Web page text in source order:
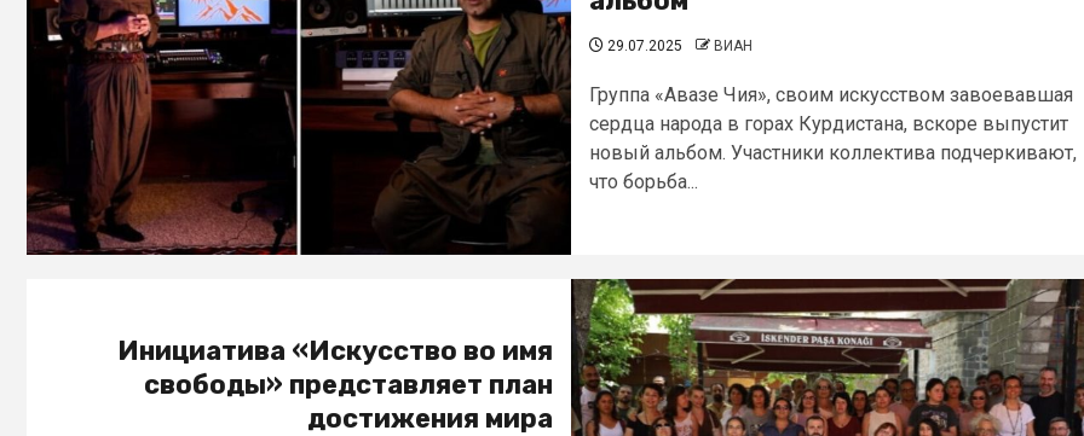
29.07.2025 ВИАН
Группа «Авазе Чия», своим искусством завоевавшая
сердца народа в горах Курдистана, вскоре выпустит
новый альбом. Участники коллектива подчеркивают,
что борьба...
Инициатива «Искусство во имя
свободы» представляет план
достижения мира